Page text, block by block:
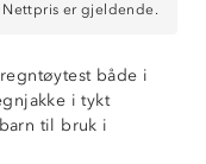
Nettpris er gjeldende.
både i
i tykt
til bruk i